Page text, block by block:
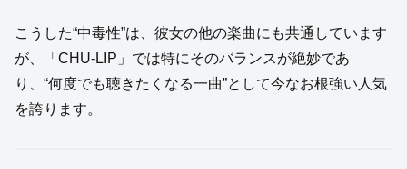
こうした“中毒性”は、彼女の他の楽曲にも共通しています
が、「CHU-LIP」では特にそのバランスが絶妙であ
り、“何度でも聴きたくなる一曲”として今なお根強い人気
を誇ります。